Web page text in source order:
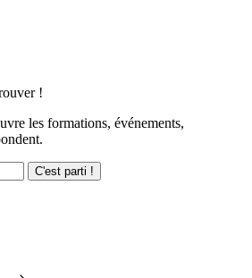
!
les formations, événements,
C'est parti !